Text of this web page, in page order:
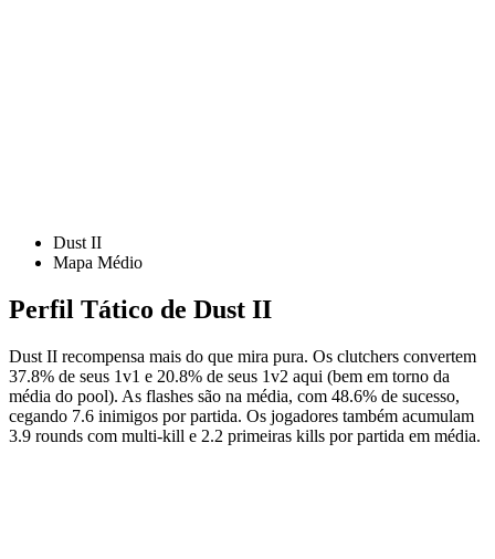
Dust II
Mapa Médio
Perfil Tático de Dust II
Dust II recompensa mais do que mira pura. Os clutchers convertem
37.8% de seus 1v1 e 20.8% de seus 1v2 aqui (bem em torno da
média do pool). As flashes são na média, com 48.6% de sucesso,
cegando 7.6 inimigos por partida. Os jogadores também acumulam
3.9 rounds com multi-kill e 2.2 primeiras kills por partida em média.